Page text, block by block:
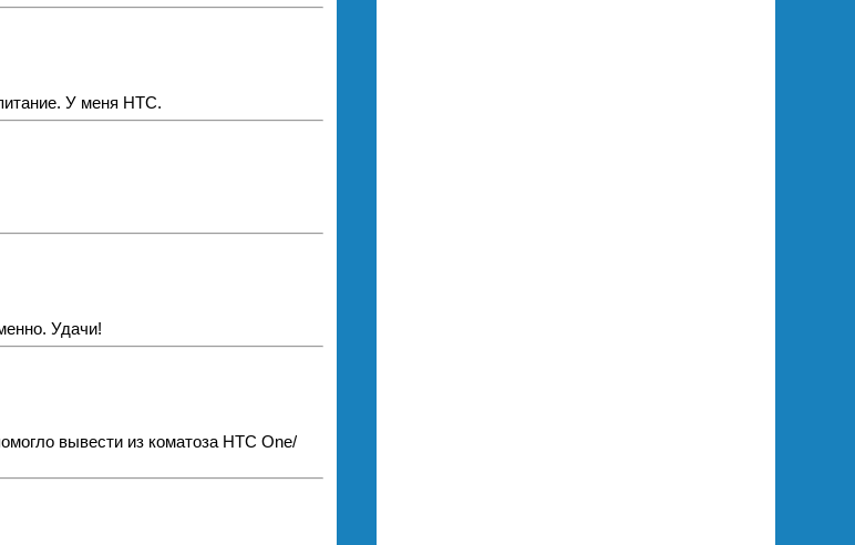
У меня HTC.
Удачи!
вывести из коматоза НТС One/